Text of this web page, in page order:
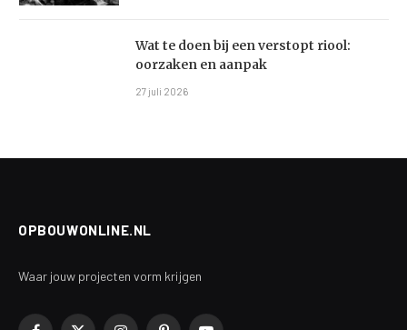
Wat te doen bij een verstopt riool:
oorzaken en aanpak
27 juli 2026
OPBOUWONLINE.NL
Waar jouw projecten vorm krijgen